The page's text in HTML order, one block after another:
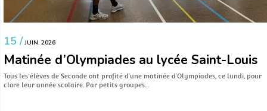
15 / JUIN. 2026
Matinée d’Olympiades au lycée Saint-Louis
Tous les élèves de Seconde ont profité d’une matinée d’Olympiades, ce lundi, pour
clore leur année scolaire. Par petits groupes…